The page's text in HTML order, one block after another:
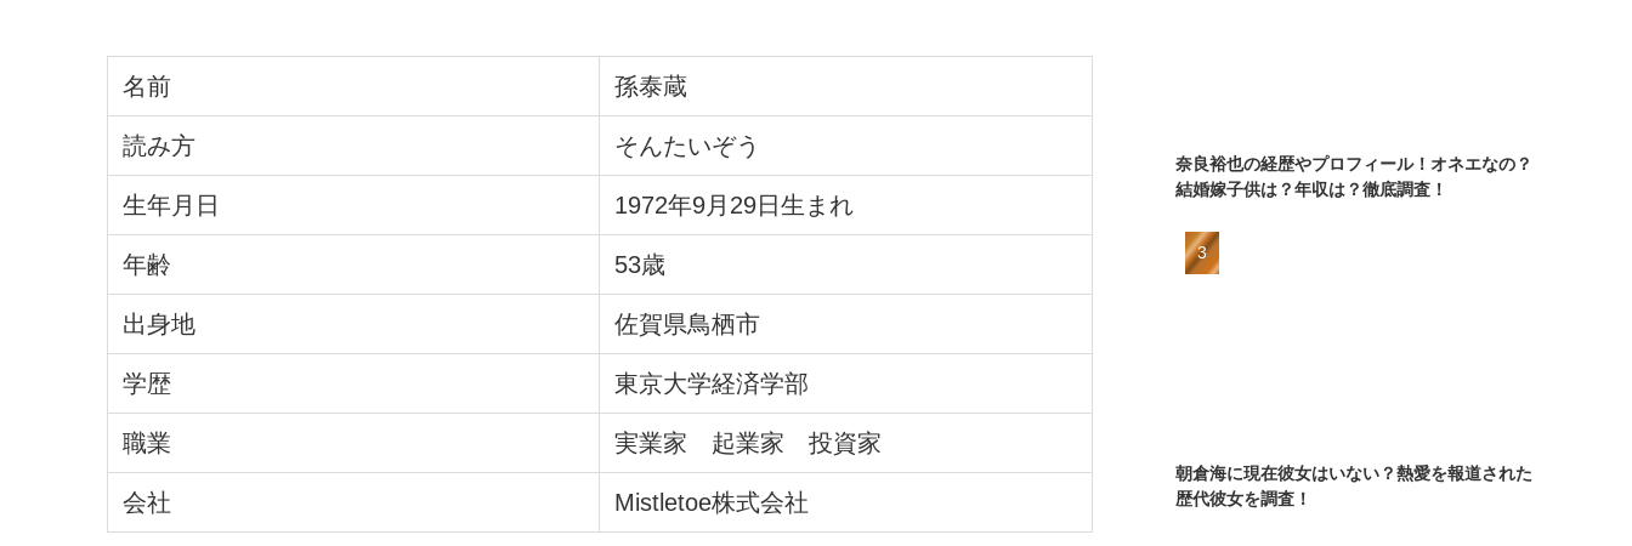
名前 孫泰蔵
読み方 そんたいぞう
生年月日 1972年9月29日生まれ
年齢 53歳
出身地 佐賀県鳥栖市
学歴 東京大学経済学部
職業 実業家 起業家 投資家
会社 Mistletoe株式会社
奈良裕也の経歴やプロフィール！オネエなの？
結婚嫁子供は？年収は？徹底調査！
朝倉海に現在彼女はいない？熱愛を報道された
歴代彼女を調査！